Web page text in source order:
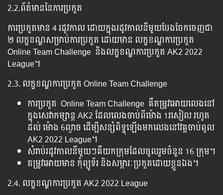
2.2.ព័ត៌មាននៃការប្រកួត
ការប្រកួតមាន 4 រដូវកាល ដោយក្នុងរដូវកាលនីមួយបែងចែកចេញជា
២ លក្ខខណ្ឌសម្រាប់ការប្រកួត ដោយមាន លក្ខខណ្ឌការប្រកួត
Online Team Challenge និងលក្ខខណ្ឌការប្រកួត​ AK2 2022
League។
2.3. លក្ខខណ្ឌការប្រកួត Online Team Challenge
ការប្រកួត Online Team Challenge គឺតម្រូវអោយលេងនៅ
ក្នុងសេវាកម្សាន្ត AK2 ដែលលេងចាប់ពីម៉ោង 1រសៀល រហូត
ដល់ ម៉ោង 6ល្ងាច ដើម្បីសន្សំពិទ្ទុឡើងមកលេងនៅវគ្គចាប់ពូល
AK2 2022 League។
សំរាប់រដូវកាលនីមួយៗគឺយកក្រុមដែលចូលរួមចំនួន 16 ក្រុម។
តម្រូវអោយមាន កុំព្យូទ័រ និងសម្ភារៈប្រកួតដោយខ្លួនឯង។
2.4. លក្ខខណ្ឌការប្រកួត AK2 2022 League